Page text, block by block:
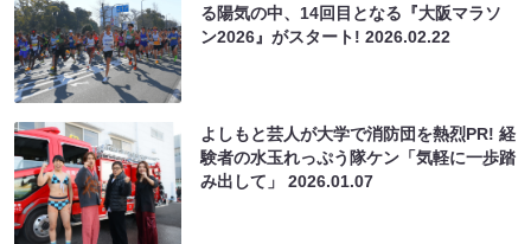
る陽気の中、14回目となる『大阪マラソ
ン2026』がスタート!2026.02.22
よしもと芸人が大学で消防団を熱烈PR! 経
験者の水玉れっぷう隊ケン「気軽に一歩踏
み出して」2026.01.07